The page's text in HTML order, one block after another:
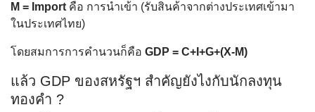
M = Import คือ การนำเข้า (รับสินค้าจากต่างประเทศเข้ามา
ในประเทศไทย)
โดยสมการการคำนวนก็คือ GDP = C+I+G+(X-M)
แล้ว GDP ของสหรัฐฯ สำคัญยังไงกับนักลงทุน
ทองคำ ?